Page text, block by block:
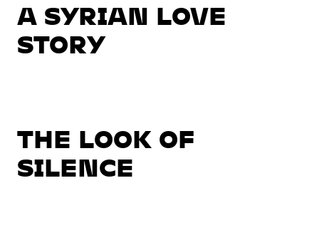
A SYRIAN LOVE
STORY
THE LOOK OF
SILENCE